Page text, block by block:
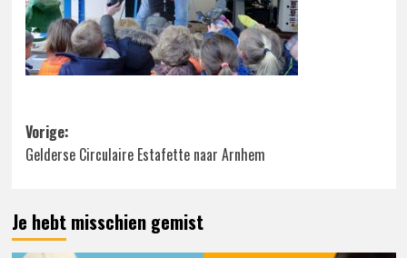
Bericht
navigatie
Vorige:
Gelderse Circulaire Estafette naar Arnhem
Je hebt misschien gemist